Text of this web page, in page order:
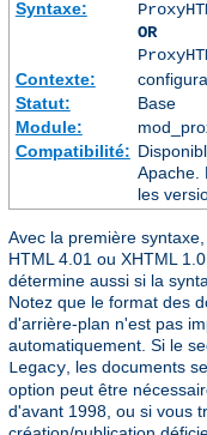
Syntaxe:
OR
Contexte:
Statut:
Base
Module:
Compatibilité:
Apache.
les
Avec la première
HTML 4.01 ou XHTML
détermine aussi si la
Notez que le format des
d'arrière-plan n'est pas
automatiquement. Si le
Legacy , les documents
option peut être
d'avant 1998, ou si vous